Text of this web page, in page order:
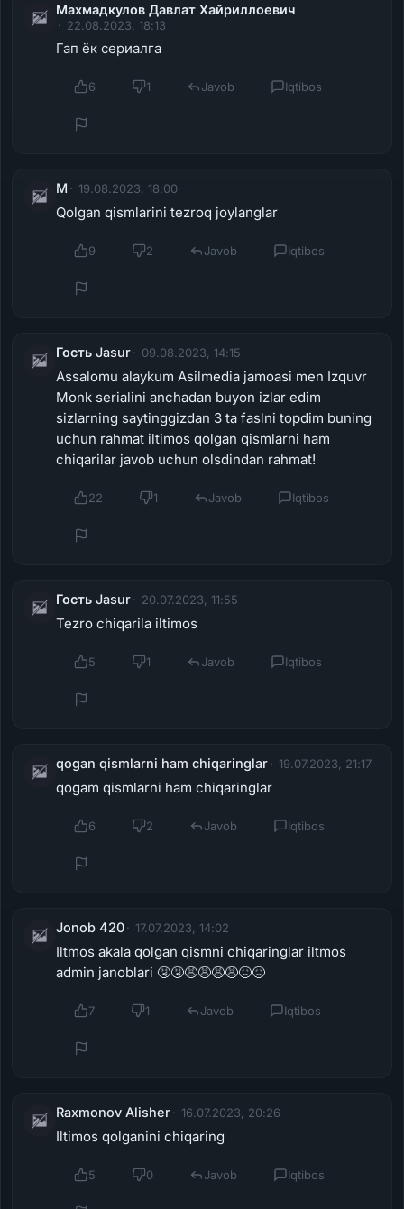
Махмадкулов Давлат Хайриллоевич
22.08.2023, 18:13
Гап ёк сериалга
6 1 Javob Iqtibos
M 19.08.2023, 18:00
Qolgan qismlarini tezroq joylanglar
9 2 Javob Iqtibos
Гость Jasur 09.08.2023, 14:15
Assalomu alaykum Asilmedia jamoasi men Izquvr
Monk serialini anchadan buyon izlar edim
sizlarning saytinggizdan 3 ta faslni topdim buning
uchun rahmat iltimos qolgan qismlarni ham
chiqarilar javob uchun olsdindan rahmat!
22 1 Javob Iqtibos
Гость Jasur 20.07.2023, 11:55
Tezro chiqarila iltimos
5 1 Javob Iqtibos
qogan qismlarni ham chiqaringlar 19.07.2023, 21:17
qogam qismlarni ham chiqaringlar
6 2 Javob Iqtibos
Jonob 420 17.07.2023, 14:02
Iltmos akala qolgan qismni chiqaringlar iltmos
admin janoblari 🤧🤧😩😩😩😩😖😖
7 1 Javob Iqtibos
Raxmonov Alisher 16.07.2023, 20:26
Iltimos qolganini chiqaring
5 0 Javob Iqtibos